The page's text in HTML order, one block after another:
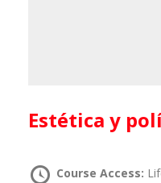
Estética y
Course Access: